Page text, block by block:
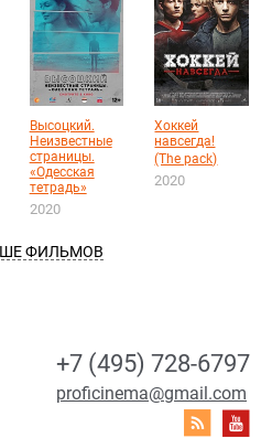
Высоцкий.
Неизвестные
страницы.
«Одесская
тетрадь»
2020
Хоккей
навсегда!
(The pack)
2020
ФИЛЬМОВ
+7 (495) 728-6797
proficinema@gmail.com